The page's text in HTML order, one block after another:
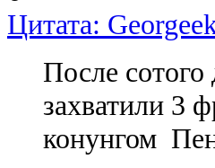
Цитата:
После сотого
захватили 3
конунгом